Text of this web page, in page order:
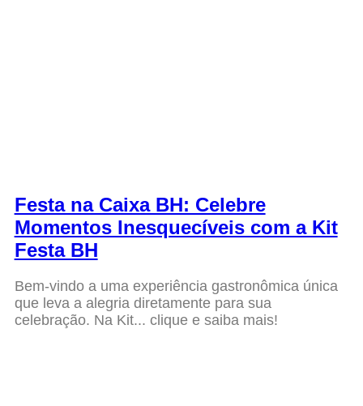
Festa na Caixa BH: Celebre
Momentos Inesquecíveis com a Kit
Festa BH
Bem-vindo a uma experiência gastronômica única
que leva a alegria diretamente para sua
celebração. Na Kit... clique e saiba mais!